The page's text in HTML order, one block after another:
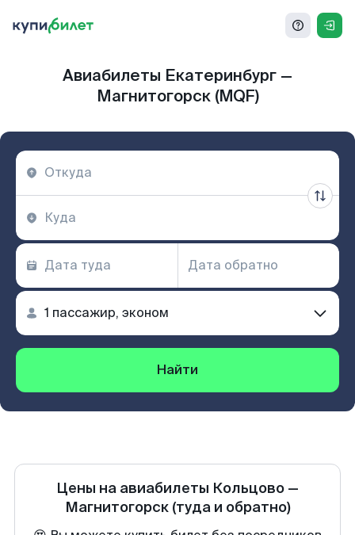
Авиабилеты Екатеринбург —
Магнитогорск (MQF)
Найти
Цены на авиабилеты Кольцово —
Магнитогорск (туда и обратно)